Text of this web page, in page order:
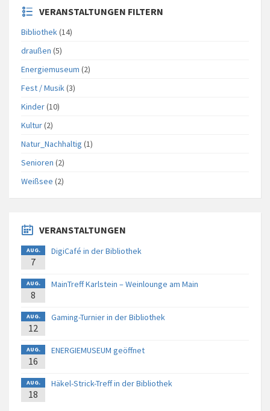
VERANSTALTUNGEN FILTERN
Bibliothek(14)
draußen (5)
Energiemuseum (2)
Fest / Musik(3)
Kinder(10)
Kultur(2)
Natur_Nachhaltig (1)
Senioren (2)
Weißsee (2)
VERANSTALTUNGEN
AUG.
7
DigiCafé in der Bibliothek
AUG.
8
MainTreff Karlstein – Weinlounge am Main
AUG.
12
Gaming-Turnier in der Bibliothek
AUG.
16
ENERGIEMUSEUM geöffnet
AUG.
18
Häkel-Strick-Treff in der Bibliothek